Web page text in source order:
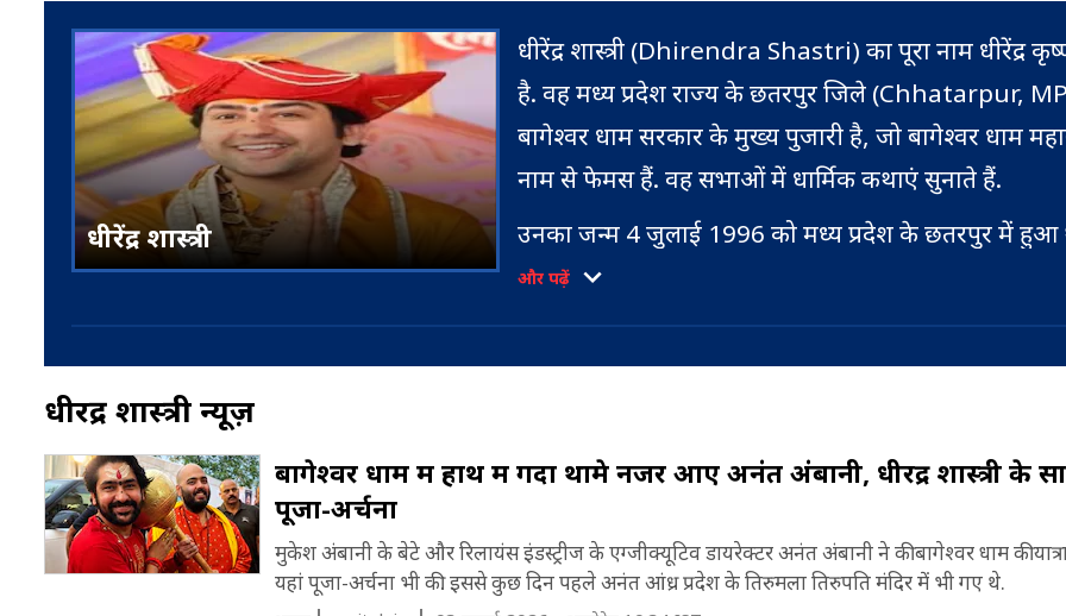
धीरेंद्र शास्त्री
धीरेंद्र शास्त्री (Dhirendra Shastri) का पूरा नाम धीरेंद्र
है. वह मध्य प्रदेश राज्य के छतरपुर जिले (Chhatarpur,
बागेश्वर धाम सरकार के मुख्य पुजारी है, जो बागेश्वर धाम
नाम से फेमस हैं. वह सभाओं में धार्मिक कथाएं सुनाते हैं.
उनका जन्म 4 जुलाई 1996 को मध्य प्रदेश के छतरपुर में हुआ
(Dhirendra Shastri Born). धीरेंद्र शास्त्री सामान्य गरीब
धीरेंद्र शास्त्री पर अंधविश्वास का विरोध करने वाले एक समूह ने
कहा. कहा जाता है कि वह इस कार्यक्रम में शामिल नहीं हुए. धीरेंद्र
मानव ने उन्हें दिव्य दरबार में चुनौती दी और उनकी
पर सवाल उठाया, मानव ने शास्त्री पर अंध विश्वास को बढ़ावा
उन्हें छत्तीसगढ़ में लगभग 300 ईसाइयों को हिन्दू बनाने के लिए
और पढ़ें
धीरेंद्र शास्त्री न्यूज़
बागेश्वर धाम में हाथ में गदा थामे नजर आए अनंत अंबानी, धीरेंद्र शास्त्री के
पूजा-अर्चना
मुकेश अंबानी के बेटे और रिलायंस इंडस्ट्रीज के एग्जीक्यूटिव डायरेक्टर अनंत अंबानी ने की बागेश्वर धाम की यात्रा
यहां पूजा-अर्चना भी की. इससे कुछ दिन पहले अनंत आंध्र प्रदेश के तिरुमला तिरुपति मंदिर में भी गए थे.